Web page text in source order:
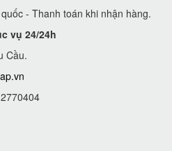
- Thanh toán khi nhận hàng.
vụ 24/24h
Cầu.